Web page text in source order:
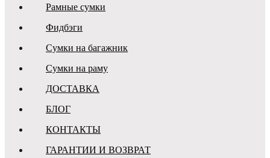
Рамные сумки
Фидбэги
Сумки на багажник
Сумки на раму
ДОСТАВКА
БЛОГ
КОНТАКТЫ
ГАРАНТИИ И ВОЗВРАТ